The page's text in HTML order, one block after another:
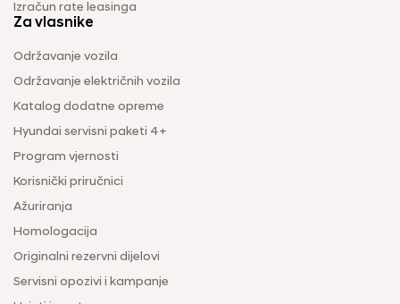
Izračun rate leasinga
Za vlasnike
Održavanje vozila
Održavanje električnih vozila
Katalog dodatne opreme
Hyundai servisni paketi 4+
Program vjernosti
Korisnički priručnici
Ažuriranja
Homologacija
Originalni rezervni dijelovi
Servisni opozivi i kampanje